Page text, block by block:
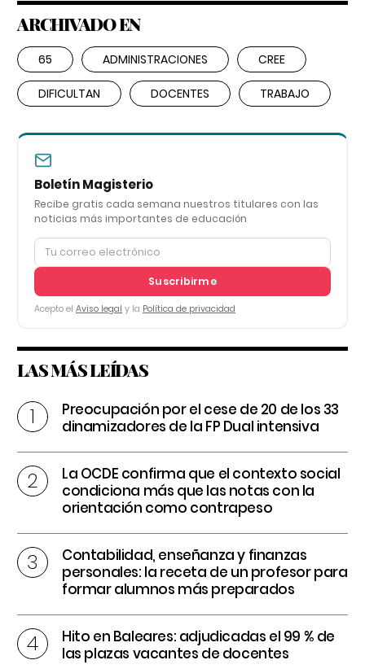
ARCHIVADO EN
65 ADMINISTRACIONES CREE
DIFICULTAN DOCENTES TRABAJO
Boletín Magisterio
Recibe gratis cada semana nuestros titulares con las
noticias más importantes de educación
Suscribirme
Acepto el Aviso legal y la Política de privacidad
LAS MÁS LEÍDAS
Preocupación por el cese de 20 de los 33
dinamizadores de la FP Dual intensiva
La OCDE confirma que el contexto social
condiciona más que las notas con la
orientación como contrapeso
Contabilidad, enseñanza y finanzas
personales: la receta de un profesor para
formar alumnos más preparados
Hito en Baleares: adjudicadas el 99 % de
las plazas vacantes de docentes